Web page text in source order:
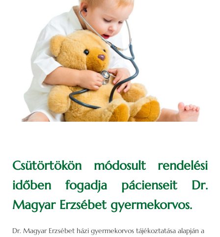
Csütörtökön módosult rendelési
időben fogadja pácienseit Dr.
Magyar Erzsébet gyermekorvos.
Dr. Magyar Erzsébet házi gyermekorvos tájékoztatása alapján a